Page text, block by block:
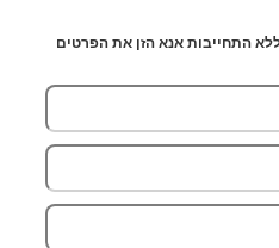
התחייבות אנא הזן את הפרטים